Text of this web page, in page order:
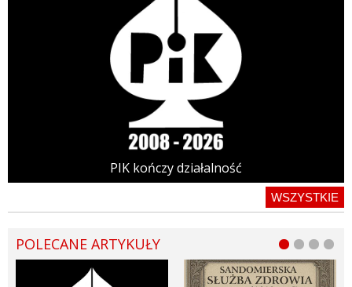
PIK kończy działalność
WSZYSTKIE
POLECANE ARTYKUŁY